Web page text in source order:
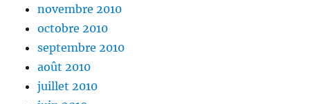
novembre 2010
octobre 2010
septembre 2010
août 2010
juillet 2010